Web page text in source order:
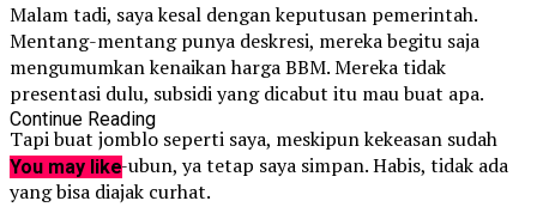
Malam tadi, saya kesal dengan keputusan pemerintah.
Mentang-mentang punya deskresi, mereka begitu saja
mengumumkan kenaikan harga BBM. Mereka tidak
presentasi dulu, subsidi yang dicabut itu mau buat apa.
Tapi buat jomblo seperti saya, meskipun kekeasan sudah
sampai ubun-ubun, ya tetap saya simpan. Habis, tidak ada
yang bisa diajak curhat.
Continue Reading
You may like